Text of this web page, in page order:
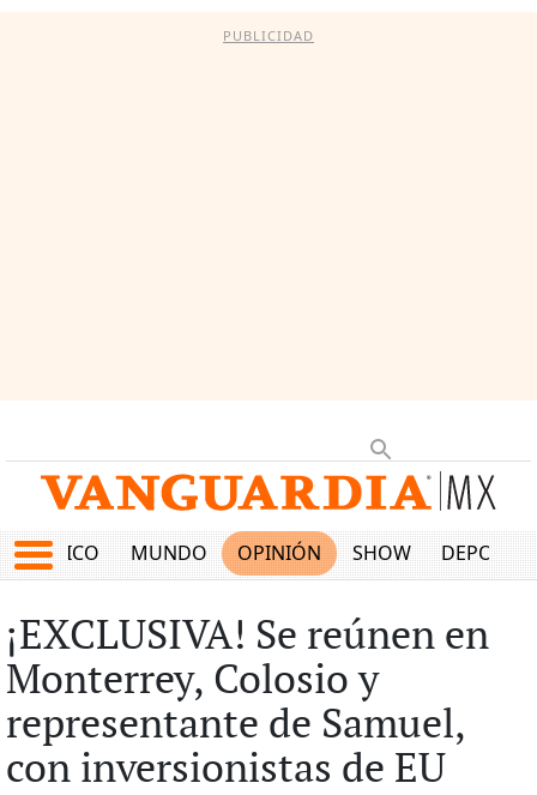
PUBLICIDAD
MÉXICO MUNDO OPINIÓN SHOW
¡EXCLUSIVA! Se reúnen en
Monterrey, Colosio y
representante de Samuel,
con inversionistas de EU